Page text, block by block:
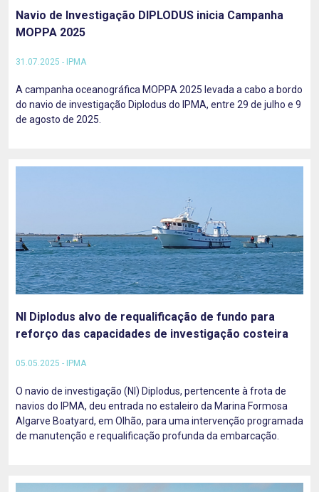
Navio de Investigação DIPLODUS inicia Campanha
MOPPA 2025
31.07.2025 - IPMA
A campanha oceanográfica MOPPA 2025 levada a cabo a bordo
do navio de investigação Diplodus do IPMA, entre 29 de julho e 9
de agosto de 2025.
NI Diplodus alvo de requalificação de fundo para
reforço das capacidades de investigação costeira
05.05.2025 - IPMA
O navio de investigação (NI) Diplodus, pertencente à frota de
navios do IPMA, deu entrada no estaleiro da Marina Formosa
Algarve Boatyard, em Olhão, para uma intervenção programada
de manutenção e requalificação profunda da embarcação.